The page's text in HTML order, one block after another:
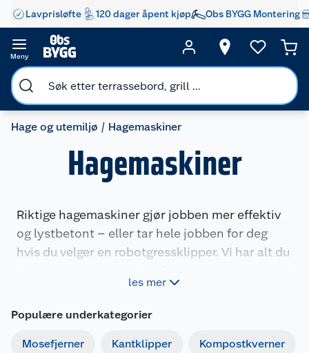
Lavprisløfte 120 dager åpent kjøp Obs BYGG Montering
Meny
Hage og utemiljø Hagemaskiner
Hagemaskiner
Riktige hagemaskiner gjør jobben mer effektiv
og lystbetont – eller tar hele jobben for deg
hvis du velger en robotgressklipper. Vi har alt du
løvblåsere og motorsager til høytrykkspylere og
batteridrevne verktøy som tar seg av de fleste
merkevarer som Gardena, Stiga, Kärcher, AVA,
les mer
Populære underkategorier
Mosefjerner Kantklipper Kompostkverner